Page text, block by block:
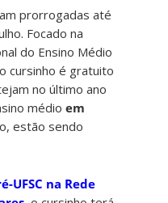
prorrogadas até
Focado na
do Ensino Médio
cursinho é gratuito
no último ano
médioem
estão sendo
UFSC na Rede